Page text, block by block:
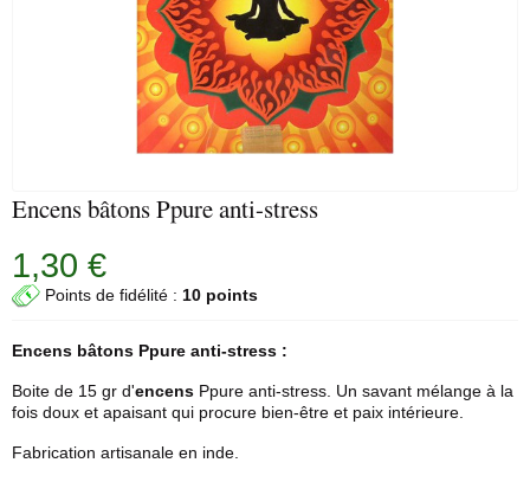
Encens bâtons Ppure anti-stress
1,30 €
Points de fidélité : 10 points
Encens bâtons Ppure anti-stress :
Boite de 15 gr d'encens Ppure anti-stress. Un savant mélange à la
fois doux et apaisant qui procure bien-être et paix intérieure.
Fabrication artisanale en inde.